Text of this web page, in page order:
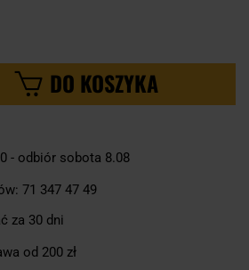
DO KOSZYKA
- odbiór sobota 8.08
71 347 47 49
za 30 dni
od 200 zł